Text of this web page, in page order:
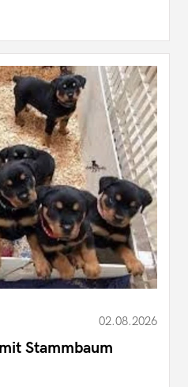
02.08.2026
Stammbaum